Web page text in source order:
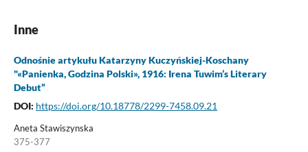
Inne
Odnośnie artykułu Katarzyny Kuczyńskiej-Koschany
"«Panienka, Godzina Polski», 1916: Irena Tuwim’s Literary
Debut”
DOI: https://doi.org/10.18778/2299-7458.09.21
Aneta Stawiszynska
375-377